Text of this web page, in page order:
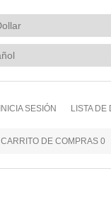
INICIA SESIÓN LISTA DE
CARRITO DE COMPRAS 0